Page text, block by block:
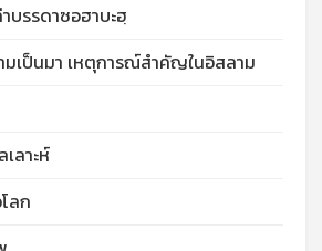
บรรดาซอฮาบะฮฺ
มเป็นมา เหตุการณ์สำคัญในอิสลาม
ลาะห์
ลก